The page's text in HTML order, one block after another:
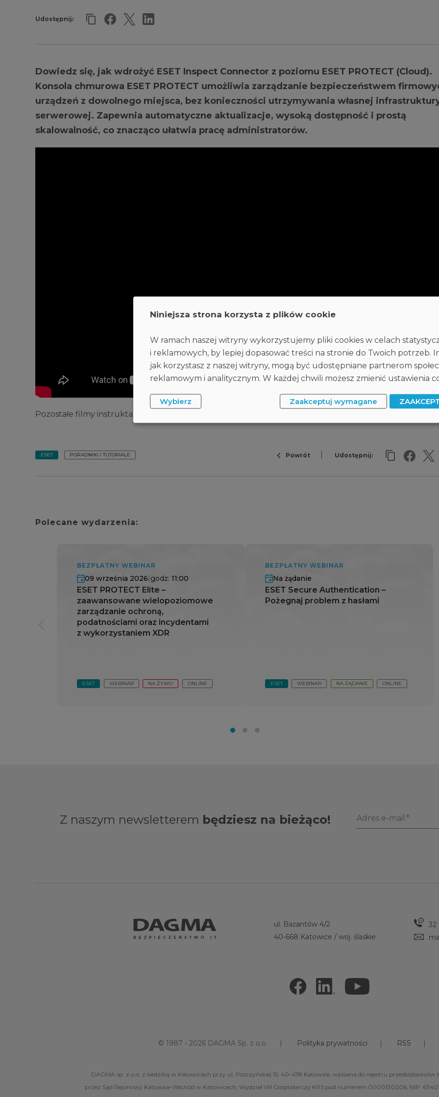
Udostępnij:
Dowiedz się, jak wdrożyć ESET Inspect Connector z poziomu ESET PROTECT (Cloud).
Konsola chmurowa ESET PROTECT umożliwia zarządzanie bezpieczeństwem
urządzeń z dowolnego miejsca, bez konieczności utrzymywania własnej
serwerowej. Zapewnia automatyczne aktualizacje, wysoką dostępność i prostą
skalowalność, co znacząco ułatwia pracę administratorów.
Pozostałe filmy instruktażowe ESET znajdziesz
ESET PORADNIKI I TUTORIALE Powrót Udostępnij:
Polecane wydarzenia:
arrow_forward_ios
BEZPŁATNY WEBINAR
09 września 2026|godz: 11:00
ESET PROTECT Elite –
zaawansowane wielopoziomowe
zarządzanie ochroną,
podatnościami oraz incydentami
z wykorzystaniem XDR
ESET WEBINAR NA ŻYWO ONLINE
BEZPŁATNY WEBINAR
Na żądanie
ESET Secure Authentication –
Pożegnaj problem z hasłami
ESET WEBINAR NA ŻĄDANIE ONLINE
Z naszym newsletterem będziesz na bieżąco! Adres e-mail
ul. Bażantów 4/2
40-668 Katowice / woj. ślaskie
32
© 1987 - 2026 DAGMA Sp. z o.o. Polityka prywatności RSS
DAGMA sp. z o.o. z siedzibą w Katowicach przy ul. Pszczyńskiej 15, 40-478 Katowice, wpisana do rejestru
przez Sąd Rejonowy Katowice-Wschód w Katowicach, Wydział VIII Gospodarczy KRS pod numerem 0000130206, NIP:
Niniejsza strona korzysta z plików cookie
W ramach naszej witryny wykorzystujemy pliki cookies w celach
i reklamowych, by lepiej dopasować treści na stronie do Twoich potrzeb.
jak korzystasz z naszej witryny, mogą być udostępniane partnerom
reklamowym i analitycznym. W każdej chwili możesz zmienić ustawienia
Wybierz Zaakceptuj wymagane